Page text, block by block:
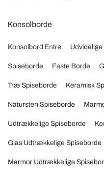
Konsolborde
Konsolbord Entre
Spiseborde Faste Borde
Træ Spiseborde Keramisk
Natursten Spiseborde
Udtrækkelige Spiseborde
Glas Udtrækkelige Spiseborde
Marmor Udtrækkelige